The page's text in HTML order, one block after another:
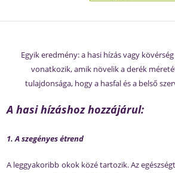
Egyik eredmény: a hasi hízás vagy
vonatkozik, amik növelik a derék
tulajdonsága, hogy a hasfal és a belső
A hasi hízáshoz hozzájárul:
1. A szegényes étrend
A leggyakoribb okok közé tartozik. Az